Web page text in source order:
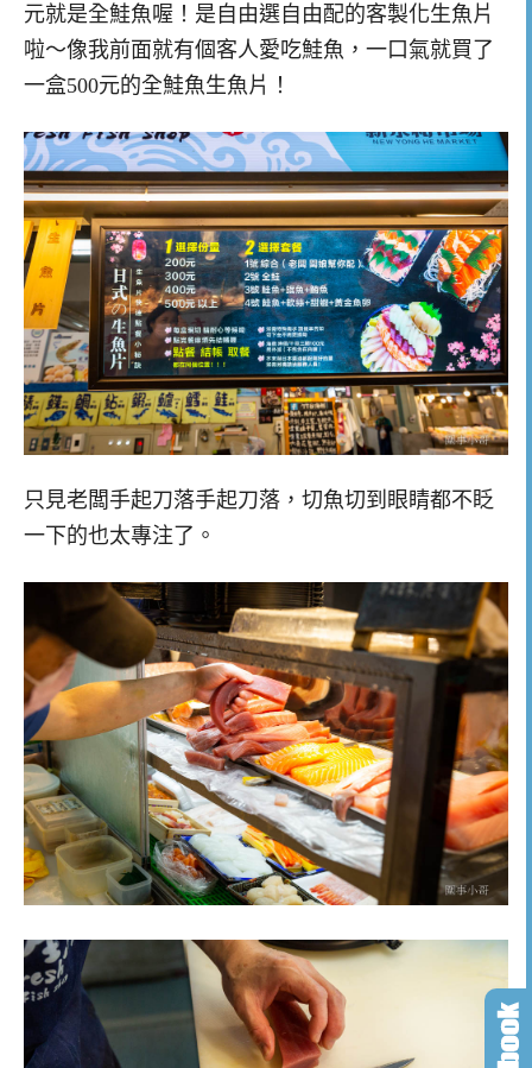
元就是全鮭魚喔！是自由選自由配的客製化生魚片
啦～像我前面就有個客人愛吃鮭魚，一口氣就買了
一盒500元的全鮭魚生魚片！
只見老闆手起刀落手起刀落，切魚切到眼睛都不眨
一下的也太專注了。